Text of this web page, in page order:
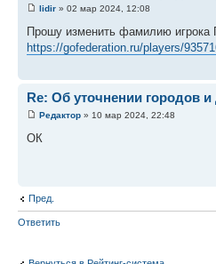
lidir » 02 мар 2024, 12:08
Прошу изменить фамилию игрока
https://gofederation.ru/players/
Re: Об уточнении городов и
Редактор » 10 мар 2024, 22:48
ОК
Пред.
Ответить